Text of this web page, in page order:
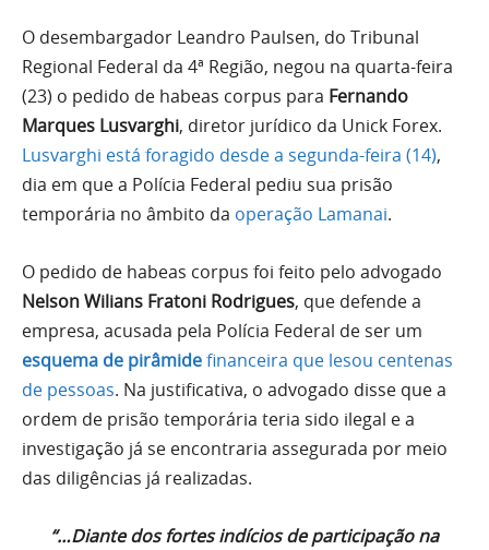
O desembargador Leandro Paulsen, do Tribunal
Regional Federal da 4ª Região, negou na quarta-feira
(23) o pedido de habeas corpus para Fernando
Marques Lusvarghi, diretor jurídico da Unick Forex.
Lusvarghi está foragido desde a segunda-feira (14),
dia em que a Polícia Federal pediu sua prisão
temporária no âmbito da operação Lamanai.
O pedido de habeas corpus foi feito pelo advogado
Nelson Wilians Fratoni Rodrigues, que defende a
empresa, acusada pela Polícia Federal de ser um
esquema de pirâmidefinanceira que lesou centenas
de pessoas. Na justificativa, o advogado disse que a
ordem de prisão temporária teria sido ilegal e a
investigação já se encontraria assegurada por meio
das diligências já realizadas.
“…Diante dos fortes indícios de participação na